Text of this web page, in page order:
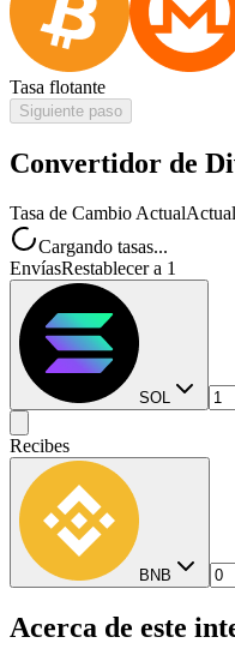
Tasa flotante
Siguiente paso
Convertidor de
Tasa de Cambio Actual
Cargando tasas...
EnvíasRestablecer a 1
SOL
Recibes
BNB
Acerca de este